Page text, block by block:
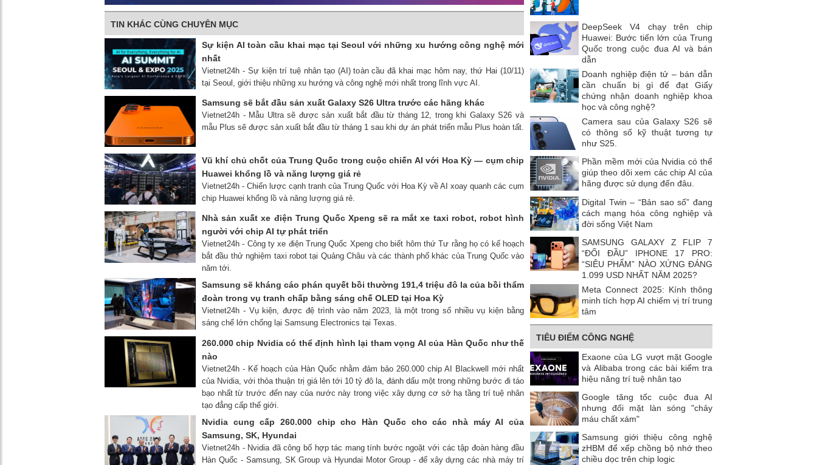
TIN KHÁC CÙNG CHUYÊN MỤC
Sự kiện AI toàn cầu khai mạc tại Seoul với những xu hướng công nghệ mới
nhất
Vietnet24h - Sự kiện trí tuệ nhân tạo (AI) toàn cầu đã khai mạc hôm nay, thứ Hai (10/11)
tại Seoul, giới thiệu những xu hướng và công nghệ mới nhất trong lĩnh vực AI.
Samsung sẽ bắt đầu sản xuất Galaxy S26 Ultra trước các hãng khác
Vietnet24h - Mẫu Ultra sẽ được sản xuất bắt đầu từ tháng 12, trong khi Galaxy S26 và
mẫu Plus sẽ được sản xuất bắt đầu từ tháng 1 sau khi dự án phát triển mẫu Plus hoàn tất.
Vũ khí chủ chốt của Trung Quốc trong cuộc chiến AI với Hoa Kỳ — cụm chip
Huawei khổng lồ và năng lượng giá rẻ
Vietnet24h - Chiến lược cạnh tranh của Trung Quốc với Hoa Kỳ về AI xoay quanh các cụm
chip Huawei khổng lồ và năng lượng giá rẻ.
Nhà sản xuất xe điện Trung Quốc Xpeng sẽ ra mắt xe taxi robot, robot hình
người với chip AI tự phát triển
Vietnet24h - Công ty xe điện Trung Quốc Xpeng cho biết hôm thứ Tư rằng họ có kế hoạch
bắt đầu thử nghiệm taxi robot tại Quảng Châu và các thành phố khác của Trung Quốc vào
năm tới.
Samsung sẽ kháng cáo phán quyết bồi thường 191,4 triệu đô la của bồi thẩm
đoàn trong vụ tranh chấp bằng sáng chế OLED tại Hoa Kỳ
Vietnet24h - Vụ kiện, được đệ trình vào năm 2023, là một trong số nhiều vụ kiện bằng
sáng chế lớn chống lại Samsung Electronics tại Texas.
260.000 chip Nvidia có thể định hình lại tham vọng AI của Hàn Quốc như thế
nào
Vietnet24h - Kế hoạch của Hàn Quốc nhằm đảm bảo 260.000 chip AI Blackwell mới nhất
của Nvidia, với thỏa thuận trị giá lên tới 10 tỷ đô la, đánh dấu một trong những bước đi táo
bạo nhất từ ​​trước đến nay của nước này trong việc xây dựng cơ sở hạ tầng trí tuệ nhân
tạo đẳng cấp thế giới.
Nvidia cung cấp 260.000 chip cho Hàn Quốc cho các nhà máy AI của
Samsung, SK, Hyundai
Vietnet24h - Nvidia đã công bố hợp tác mang tính bước ngoặt với các tập đoàn hàng đầu
Hàn Quốc - Samsung, SK Group và Hyundai Motor Group - để xây dựng các nhà máy trí
DeepSeek V4 chạy trên chip
Huawei: Bước tiến lớn của Trung
Quốc trong cuộc đua AI và bán
dẫn
Doanh nghiệp điện tử – bán dẫn
cần chuẩn bị gì để đạt Giấy
chứng nhận doanh nghiệp khoa
học và công nghệ?
Camera sau của Galaxy S26 sẽ
có thông số kỹ thuật tương tự
như S25.
Phần mềm mới của Nvidia có thể
giúp theo dõi xem các chip AI của
hãng được sử dụng đến đâu.
Digital Twin – “Bản sao số” đang
cách mạng hóa công nghiệp và
đời sống Việt Nam
SAMSUNG GALAXY Z FLIP 7
“ĐỐI ĐẦU” IPHONE 17 PRO:
“SIÊU PHẨM” NÀO XỨNG ĐÁNG
1.099 USD NHẤT NĂM 2025?
Meta Connect 2025: Kính thông
minh tích hợp AI chiếm vị trí trung
tâm
TIÊU ĐIỂM CÔNG NGHỆ
Exaone của LG vượt mặt Google
và Alibaba trong các bài kiểm tra
hiệu năng trí tuệ nhân tạo
Google tăng tốc cuộc đua AI
nhưng đối mặt làn sóng "chảy
máu chất xám"
Samsung giới thiệu công nghệ
zHBM để xếp chồng bộ nhớ theo
chiều dọc trên chip logic